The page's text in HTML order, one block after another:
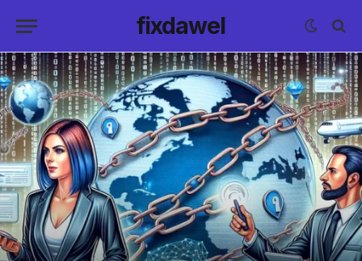
fixdawel